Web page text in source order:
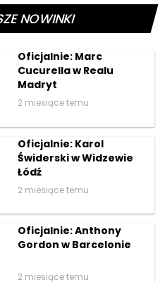
NOWINKI
Oficjalnie: Marc
Cucurella w Realu
Madryt
2 miesiące temu
Oficjalnie: Karol
Świderski w Widzewie
Łódź
2 miesiące temu
Oficjalnie: Anthony
Gordon w Barcelonie
2 miesiące temu